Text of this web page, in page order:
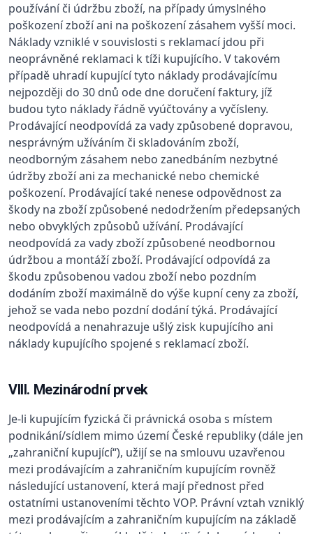
používání či údržbu zboží, na případy úmyslného
poškození zboží ani na poškození zásahem vyšší moci.
Náklady vzniklé v souvislosti s reklamací jdou při
neoprávněné reklamaci k tíži kupujícího. V takovém
případě uhradí kupující tyto náklady prodávajícímu
nejpozději do 30 dnů ode dne doručení faktury, jíž
budou tyto náklady řádně vyúčtovány a vyčísleny.
Prodávající neodpovídá za vady způsobené dopravou,
nesprávným užíváním či skladováním zboží,
neodborným zásahem nebo zanedbáním nezbytné
údržby zboží ani za mechanické nebo chemické
poškození. Prodávající také nenese odpovědnost za
škody na zboží způsobené nedodržením předepsaných
nebo obvyklých způsobů užívání. Prodávající
neodpovídá za vady zboží způsobené neodbornou
údržbou a montáží zboží. Prodávající odpovídá za
škodu způsobenou vadou zboží nebo pozdním
dodáním zboží maximálně do výše kupní ceny za zboží,
jehož se vada nebo pozdní dodání týká. Prodávající
neodpovídá a nenahrazuje ušlý zisk kupujícího ani
náklady kupujícího spojené s reklamací zboží.
VIII. Mezinárodní prvek
Je-li kupujícím fyzická či právnická osoba s místem
podnikání/sídlem mimo území České republiky (dále jen
„zahraniční kupující“), užijí se na smlouvu uzavřenou
mezi prodávajícím a zahraničním kupujícím rovněž
následující ustanovení, která mají přednost před
ostatními ustanoveními těchto VOP. Právní vztah vzniklý
mezi prodávajícím a zahraničním kupujícím na základě